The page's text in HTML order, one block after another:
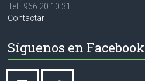
Tel : 966 20 10 31
Contactar
Síguenos en Facebook